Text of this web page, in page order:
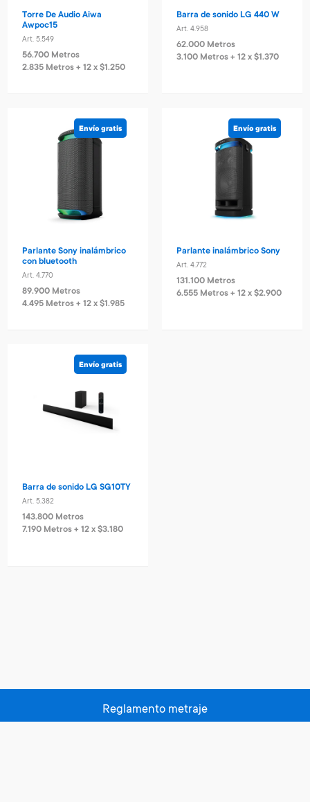
Torre De Audio Aiwa
Awpoc15
Art. 5.549
56.700 Metros
2.835 Metros + 12 x $1.250
Barra de sonido LG 440 W
Art. 4.958
62.000 Metros
3.100 Metros + 12 x $1.370
Envío gratis
Parlante Sony inalámbrico
con bluetooth
Art. 4.770
89.900 Metros
4.495 Metros + 12 x $1.985
Envío gratis
Parlante inalámbrico Sony
Art. 4.772
131.100 Metros
6.555 Metros + 12 x $2.900
Envío gratis
Barra de sonido LG SG10TY
Art. 5.382
143.800 Metros
7.190 Metros + 12 x $3.180
Reglamento metraje